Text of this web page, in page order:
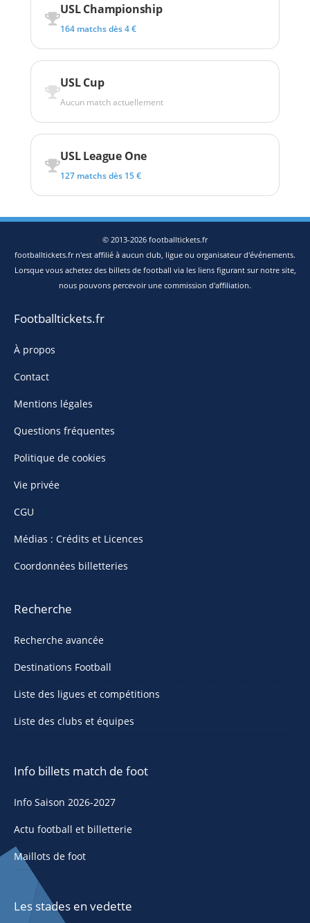
USL Championship
164 matchs dès 4 €
USL Cup
Aucun match actuellement
USL League One
127 matchs dès 15 €
© 2013-2026 footballtickets.fr
footballtickets.fr n'est affilié à aucun club, ligue ou organisateur d'événements.
Lorsque vous achetez des billets de football via les liens figurant sur notre site,
nous pouvons percevoir une commission d'affiliation.
Footballtickets.fr
À propos
Contact
Mentions légales
Questions fréquentes
Politique de cookies
Vie privée
CGU
Médias : Crédits et Licences
Coordonnées billetteries
Recherche
Recherche avancée
Destinations Football
Liste des ligues et compétitions
Liste des clubs et équipes
Info billets match de foot
Info Saison 2026-2027
Actu football et billetterie
Maillots de foot
Les stades en vedette